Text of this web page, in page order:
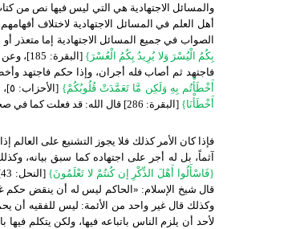
والمسائل الاجتهادية هي التي ليس فيها نص من
أهل العلم في المسائل الاجتهادية لاختلاف
الصواب في جميع المسائل الاجتهادية إما متعذر
بِكُمُ الْيُسْرَ وَلا يُرِيدُ بِكُمُ الْعُسْرَ}
فاجتهد ثم أصاب فله أجران، وإذا حكم فاجتهد
أَخْطَأْتُم بِهِ وَلَكِن مَّا تَعَمَّدَتْ قُلُوبُكُمْ} [الأحزاب: ٥]، وفي الدعاء العظيم الذي علمه الله عباده في آخر سورة البقرة
أَخْطَأْنَا} [البقرة: 286] قال الله: قد فعلت كما في صحيح مسلم من حديث ابن عباس
فإذا كان الأمر كذلك فلا يجوز التشنيع على
آثماً، بل له أجر على اجتهاده كما سبق بيانه،
{فَاسْأَلُوا أَهْلَ الذِّكْرِ إن كُنتُمْ لا تَعْلَمُونَ}
قال شيخ الإسلام: «الحاكم ليس له أن ينقض حكم
وكذلك قال غير واحد من الأئمة: ليس للفقيه أن
لأحد أن يلزم الناس باتباعه فيها، ولكن يتكلم